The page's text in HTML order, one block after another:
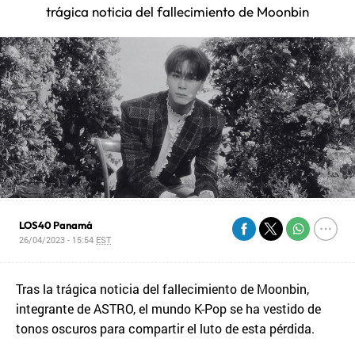
trágica noticia del fallecimiento de Moonbin
LOS40 Panamá
26/04/2023 - 15:54 EST
Tras la trágica noticia del fallecimiento de Moonbin,
integrante de ASTRO, el mundo K-Pop se ha vestido de
tonos oscuros para compartir el luto de esta pérdida.